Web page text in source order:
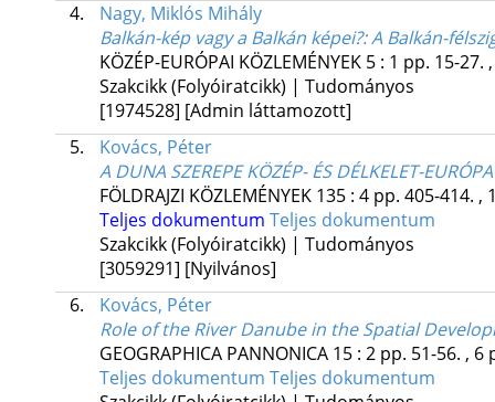
4.
Nagy, Miklós Mihály
Balkán-kép vagy a Balkán képei?: A Balkán-
KÖZÉP-EURÓPAI KÖZLEMÉNYEK 5: 1 pp. 15-27.
Szakcikk (Folyóiratcikk) | Tudományos
[1974528] [Admin láttamozott]
5.
Kovács, Péter
A DUNA SZEREPE KÖZÉP- ÉS DÉLKELET-
FÖLDRAJZI KÖZLEMÉNYEK 135: 4 pp. 405-414. ,
Teljes dokumentum Teljes dokumentum
Szakcikk (Folyóiratcikk) | Tudományos
[3059291] [Nyilvános]
6.
Kovács, Péter
Role of the River Danube in the Spatial
GEOGRAPHICA PANNONICA 15: 2 pp. 51-56. , 6
Teljes dokumentum Teljes dokumentum